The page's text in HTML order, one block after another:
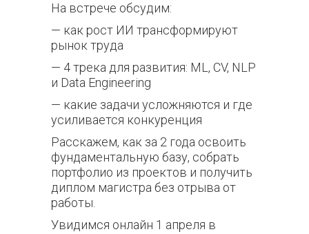
На встрече обсудим:
— как рост ИИ трансформируют
рынок труда
— 4 трека для развития: ML, CV, NLP
и Data Engineering
— какие задачи усложняются и где
усиливается конкуренция
Расскажем, как за 2 года освоить
фундаментальную базу, собрать
портфолио из проектов и получить
диплом магистра без отрыва от
работы.
Увидимся онлайн 1 апреля в